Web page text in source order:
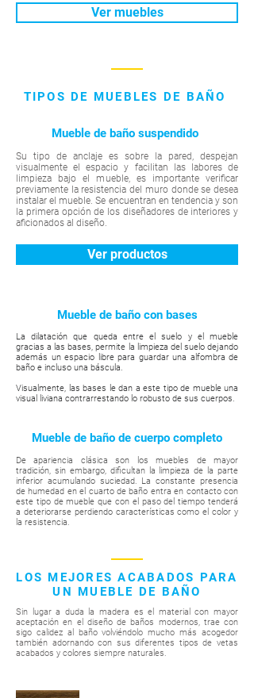
Ver muebles
TIPOS DE MUEBLES DE BAÑO
Mueble de baño suspendido
Su tipo de anclaje es sobre la pared, despejan
visualmente el espacio y facilitan las labores de
limpieza bajo el mueble, es importante verificar
previamente la resistencia del muro donde se desea
instalar el mueble. Se encuentran en tendencia y son
la primera opción de los diseñadores de interiores y
aficionados al diseño.
Ver productos
Mueble de baño con bases
La dilatación que queda entre el suelo y el mueble
gracias a las bases, permite la limpieza del suelo dejando
además un espacio libre para guardar una alfombra de
baño e incluso una báscula.
Visualmente, las bases le dan a este tipo de mueble una
visual liviana contrarrestando lo robusto de sus cuerpos.
Mueble de baño de cuerpo completo
De apariencia clásica son los muebles de mayor
tradición, sin embargo, dificultan la limpieza de la parte
inferior acumulando suciedad. La constante presencia
de humedad en el cuarto de baño entra en contacto con
este tipo de mueble que con el paso del tiempo tenderá
a deteriorarse perdiendo características como el color y
la resistencia.
LOS MEJORES ACABADOS PARA
UN MUEBLE DE BAÑO
Sin lugar a duda la madera es el material con mayor
aceptación en el diseño de baños modernos, trae con
sigo calidez al baño volviéndolo mucho más acogedor
también adornando con sus diferentes tipos de vetas
acabados y colores siempre naturales.